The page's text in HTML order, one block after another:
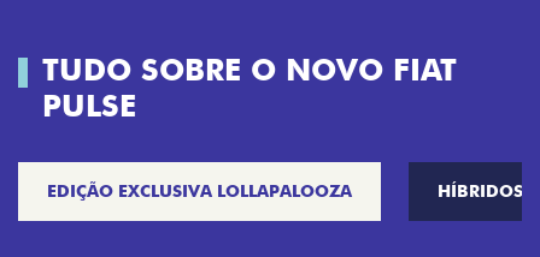
TUDO SOBRE O NOVO FIAT
PULSE
EDIÇÃO EXCLUSIVA LOLLAPALOOZA HÍBRIDOS